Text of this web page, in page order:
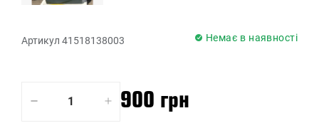
Артикул 41518138003 Немає в наявності
900 грн